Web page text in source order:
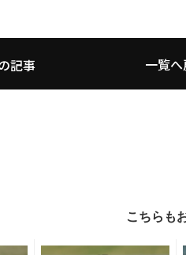
記事 一覧へ
こちらも